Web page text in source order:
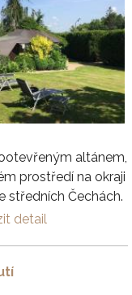
altánem,
prostředí na okraji
středních Čechách.
detail